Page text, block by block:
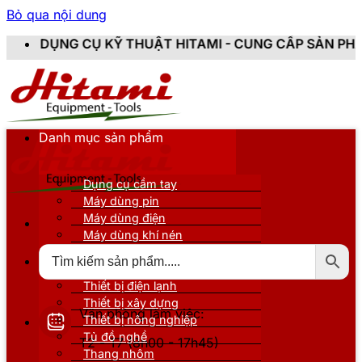
Bỏ qua nội dung
HITAMI - CUNG CẤP SẢN PHẨM CHÍNH HÃNG,
Văn phòng làm việc:
T2 - T7 (8h00 - 17h45)
Danh mục sản phẩm
Dụng cụ cầm tay
Máy dùng pin
Máy dùng điện
Máy dùng khí nén
Thiết bị nâng đỡ
Thiết bị điện lạnh
Thiết bị xây dựng
Thiết bị nông nghiệp
Tủ đồ nghề
Thang nhôm